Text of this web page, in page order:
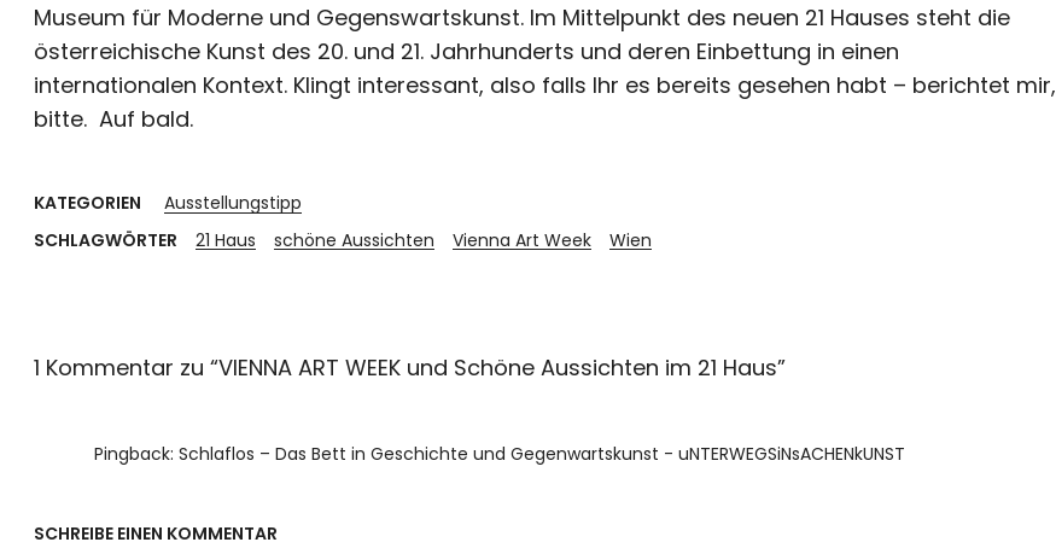
Museum für Moderne und Gegenswartskunst. Im Mittelpunkt des neuen 21 Hauses steht die
österreichische Kunst des 20. und 21. Jahrhunderts und deren Einbettung in einen
internationalen Kontext. Klingt interessant, also falls Ihr es bereits gesehen habt – berichtet mir,
bitte. Auf bald.
KATEGORIEN
Ausstellungstipp
SCHLAGWÖRTER
21 Haus schöne Aussichten Vienna Art Week Wien
1 Kommentar zu “VIENNA ART WEEK und Schöne Aussichten im 21 Haus”
Pingback: Schlaflos – Das Bett in Geschichte und Gegenwartskunst - uNTERWEGSiNsACHENkUNST
SCHREIBE EINEN KOMMENTAR